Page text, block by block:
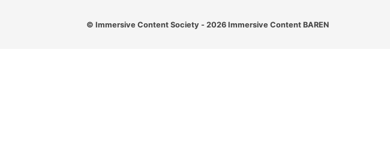
© Immersive Content Society - 2026 Immersive Content BAREN